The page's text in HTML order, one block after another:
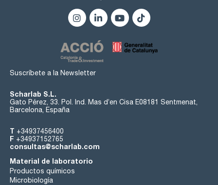
Suscríbete a la Newsletter
Scharlab S.L.
Gato Pérez, 33. Pol. Ind. Mas d’en Cisa E08181 Sentmenat,
Barcelona, España
T +34937456400
F +34937152765
consultas@scharlab.com
Material de laboratorio
Productos químicos
Microbiología